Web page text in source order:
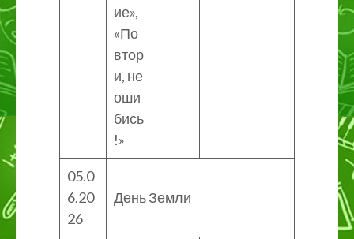
ие»,
«По
втор
и, не
оши
бись
!»
05.0
6.20
26
День Земли